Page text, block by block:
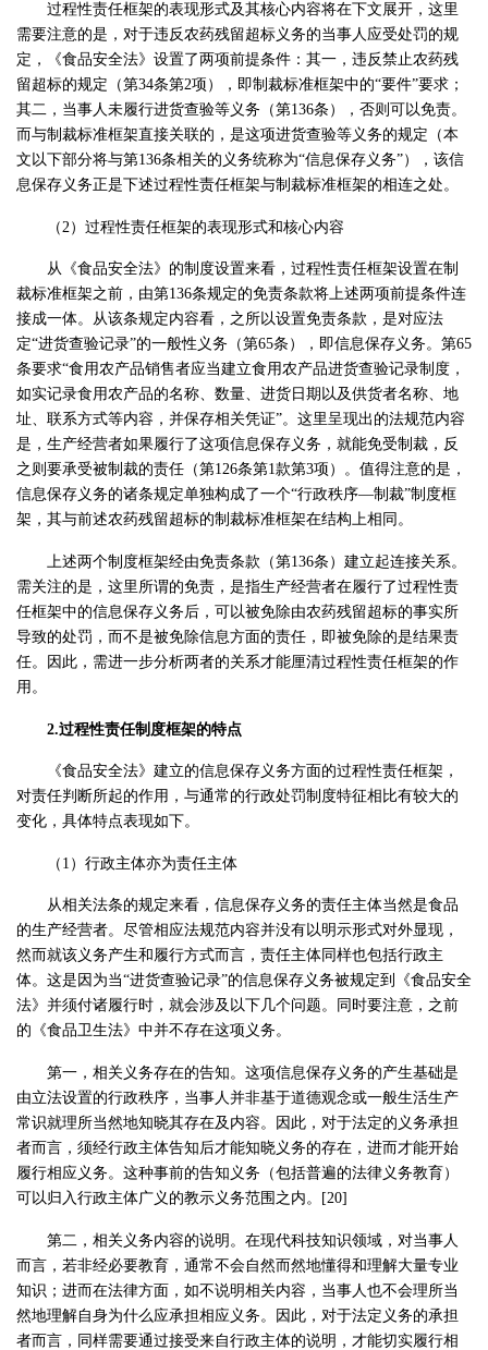
过程性责任框架的表现形式及其核心内容将在下文展开，这里
需要注意的是，对于违反农药残留超标义务的当事人应受处罚的规
定，《食品安全法》设置了两项前提条件：其一，违反禁止农药残
留超标的规定（第34条第2项），即制裁标准框架中的“要件”要求；
其二，当事人未履行进货查验等义务（第136条），否则可以免责。
而与制裁标准框架直接关联的，是这项进货查验等义务的规定（本
文以下部分将与第136条相关的义务统称为“信息保存义务”），该信
息保存义务正是下述过程性责任框架与制裁标准框架的相连之处。
（2）过程性责任框架的表现形式和核心内容
从《食品安全法》的制度设置来看，过程性责任框架设置在制
裁标准框架之前，由第136条规定的免责条款将上述两项前提条件连
接成一体。从该条规定内容看，之所以设置免责条款，是对应法
定“进货查验记录”的一般性义务（第65条），即信息保存义务。第65
条要求“食用农产品销售者应当建立食用农产品进货查验记录制度，
如实记录食用农产品的名称、数量、进货日期以及供货者名称、地
址、联系方式等内容，并保存相关凭证”。这里呈现出的法规范内容
是，生产经营者如果履行了这项信息保存义务，就能免受制裁，反
之则要承受被制裁的责任（第126条第1款第3项）。值得注意的是，
信息保存义务的诸条规定单独构成了一个“行政秩序—制裁”制度框
架，其与前述农药残留超标的制裁标准框架在结构上相同。
上述两个制度框架经由免责条款（第136条）建立起连接关系。
需关注的是，这里所谓的免责，是指生产经营者在履行了过程性责
任框架中的信息保存义务后，可以被免除由农药残留超标的事实所
导致的处罚，而不是被免除信息方面的责任，即被免除的是结果责
任。因此，需进一步分析两者的关系才能厘清过程性责任框架的作
用。
2.过程性责任制度框架的特点
《食品安全法》建立的信息保存义务方面的过程性责任框架，
对责任判断所起的作用，与通常的行政处罚制度特征相比有较大的
变化，具体特点表现如下。
（1）行政主体亦为责任主体
从相关法条的规定来看，信息保存义务的责任主体当然是食品
的生产经营者。尽管相应法规范内容并没有以明示形式对外显现，
然而就该义务产生和履行方式而言，责任主体同样也包括行政主
体。这是因为当“进货查验记录”的信息保存义务被规定到《食品安全
法》并须付诸履行时，就会涉及以下几个问题。同时要注意，之前
的《食品卫生法》中并不存在这项义务。
第一，相关义务存在的告知。这项信息保存义务的产生基础是
由立法设置的行政秩序，当事人并非基于道德观念或一般生活生产
常识就理所当然地知晓其存在及内容。因此，对于法定的义务承担
者而言，须经行政主体告知后才能知晓义务的存在，进而才能开始
履行相应义务。这种事前的告知义务（包括普遍的法律义务教育）
可以归入行政主体广义的教示义务范围之内。[20]
第二，相关义务内容的说明。在现代科技知识领域，对当事人
而言，若非经必要教育，通常不会自然而然地懂得和理解大量专业
知识；进而在法律方面，如不说明相关内容，当事人也不会理所当
然地理解自身为什么应承担相应义务。因此，对于法定义务的承担
者而言，同样需要通过接受来自行政主体的说明，才能切实履行相